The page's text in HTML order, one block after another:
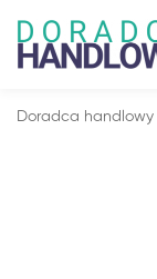
Doradca handlowy